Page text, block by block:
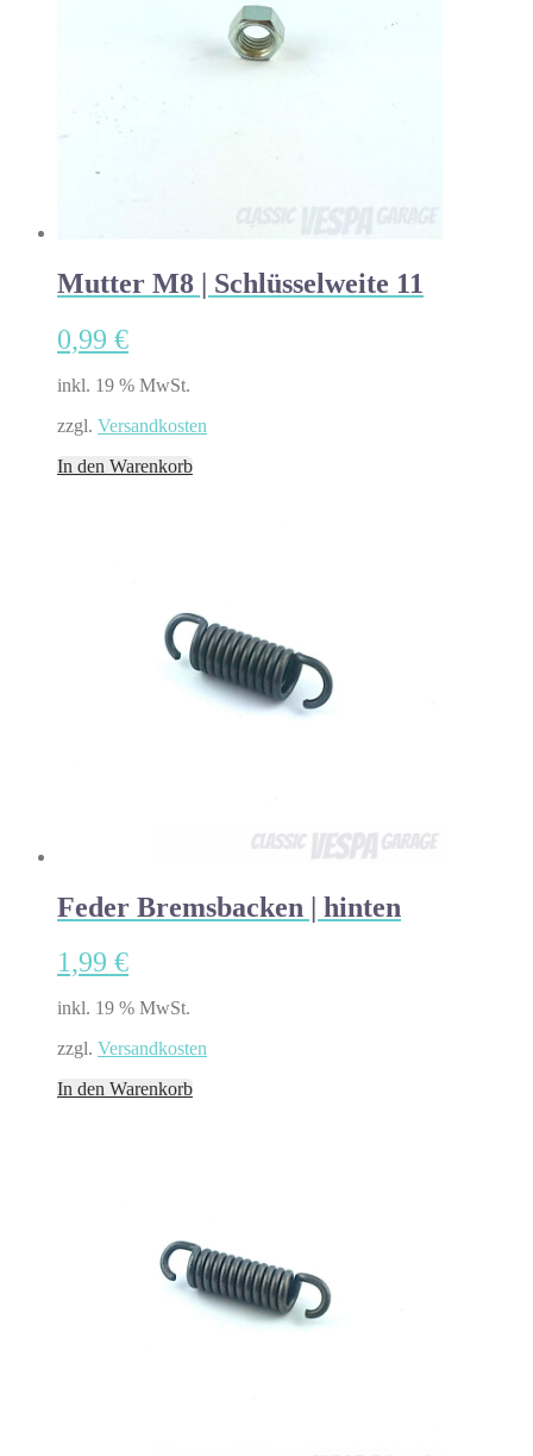
Mutter M8 | Schlüsselweite 11
0,99 €
inkl. 19 % MwSt.
zzgl. Versandkosten
In den Warenkorb
Feder Bremsbacken | hinten
1,99 €
inkl. 19 % MwSt.
zzgl. Versandkosten
In den Warenkorb